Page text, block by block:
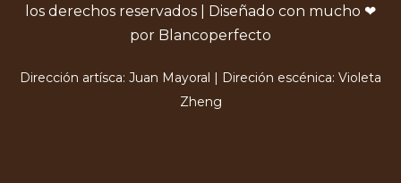
los derechos reservados | Diseñado con mucho ❤
por Blancoperfecto
Dirección artísca: Juan Mayoral | Direción escénica: Violeta
Zheng